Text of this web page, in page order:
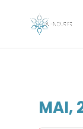
MAI,